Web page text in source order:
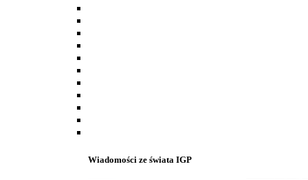
Wiadomości ze świata IGP